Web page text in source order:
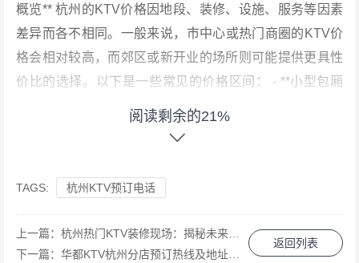
概览** 杭州的KTV价格因地段、装修、设施、服务等因素
差异而各不相同。一般来说，市中心或热门商圈的KTV价
格会相对较高，而郊区或新开业的场所则可能提供更具性
价比的选择。以下是一些常见的价格区间： - **小型包厢
（2-4人）**：每小时30-80元不等，最低消费多为100-300
小时80-200元不等，最低消费多为400-800元，甚至更
高。 **二、影响价格的几大因素** 1. **地段与装修**：位
于市中心或热门商圈的KTV，由于租金和运营成本较高，
价格往往更贵。而装修豪华、环境优雅的场所也往往能吸
阅读剩余的21%
TAGS: 杭州KTV预订电话
返回列表
上一篇： 杭州热门KTV装修现场：揭秘未来娱乐新空间
下一篇： 华都KTV杭州分店预订热线及地址指南